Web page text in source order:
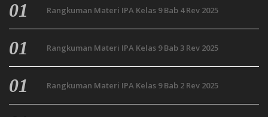
Rangkuman Materi IPA Kelas 9 Bab 4 Rev 2025
Rangkuman Materi IPA Kelas 9 Bab 3 Rev 2025
Rangkuman Materi IPA Kelas 9 Bab 2 Rev 2025